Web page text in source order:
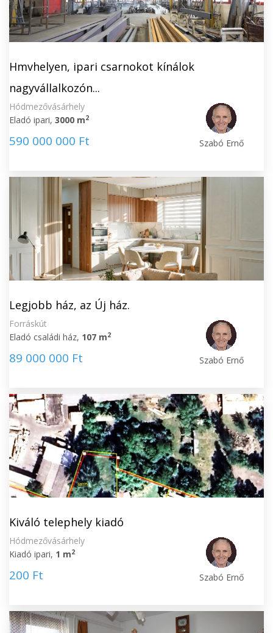
Hmvhelyen, ipari csarnokot kínálok
nagyvállalkozón...
Hódmezővásárhely
Eladó ipari, 3000 m2
590 000 000 Ft Szabó Ernő
Legjobb ház, az Új ház.
Forráskút
Eladó családi ház, 107 m2
89 000 000 Ft Szabó Ernő
Kiváló telephely kiadó
Hódmezővásárhely
Kiadó ipari, 1 m2
200 Ft Szabó Ernő